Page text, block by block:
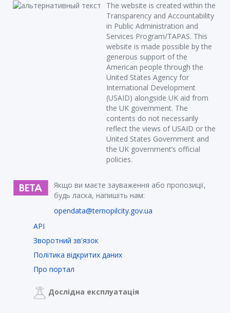
The website is created within the
Transparency and Accountability
in Public Administration and
Services Program/TAPAS. This
website is made possible by the
generous support of the
American people through the
United States Agency for
International Development
(USAID) alongside UK aid from
the UK government. The
contents do not necessarily
reflect the views of USAID or the
United States Government and
the UK government’s official
policies.
Якщо ви маєте зауваження або пропозиції,
будь ласка, напишіть нам:
opendata@ternopilcity.gov.ua
API
Зворотний зв'язок
Політика відкритих даних
Про портал
Дослідна експлуатація